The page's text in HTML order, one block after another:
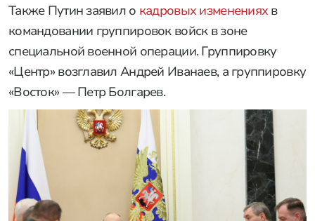
Также Путин заявил о кадровых изменениях в
командовании группировок войск в зоне
специальной военной операции. Группировку
«Центр» возглавил Андрей Иванаев, а группировку
«Восток» — Петр Болгарев.